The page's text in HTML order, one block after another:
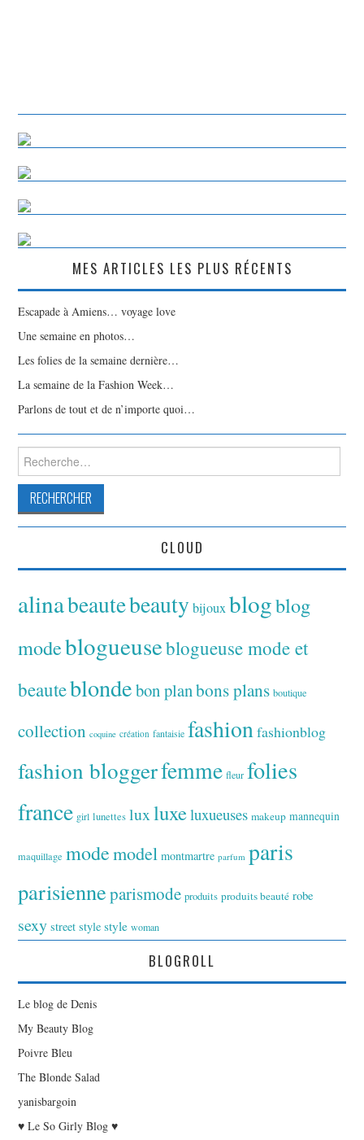
MES ARTICLES LES PLUS RÉCENTS
Escapade à Amiens… voyage love
Une semaine en photos…
Les folies de la semaine dernière…
La semaine de la Fashion Week…
Parlons de tout et de n’importe quoi…
Rechercher :
CLOUD
alinabeautebeauty bijoux blogblog
modeblogueuseblogueuse mode et
beauteblondebon planbons plans boutique
collection coquine création fantaisie fashionfashionblog
fashion bloggerfemme fleur folies
france girl lunettes luxluxeluxueuses makeup mannequin
maquillage modemodel montmartre parfum paris
parisienneparismode produits produits beauté robe
sexy street style style woman
BLOGROLL
Le blog de Denis
My Beauty Blog
Poivre Bleu
The Blonde Salad
yanisbargoin
♥ Le So Girly Blog ♥